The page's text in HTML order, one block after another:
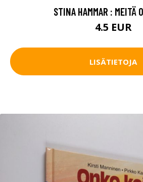
STINA HAMMAR : MEITÄ
4.5 EUR
LISÄTIETOJA